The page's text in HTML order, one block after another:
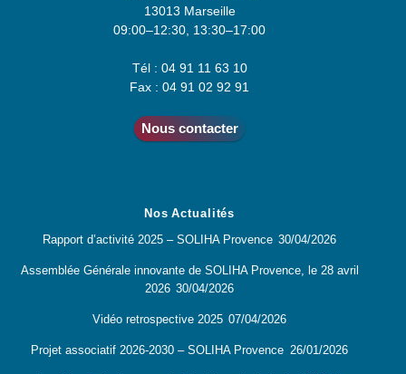
13013 Marseille
09:00–12:30, 13:30–17:00
Tél : 04 91 11 63 10
Fax : 04 91 02 92 91
Nous contacter
Nos Actualités
Rapport d’activité 2025 – SOLIHA Provence 30/04/2026
Assemblée Générale innovante de SOLIHA Provence, le 28 avril
2026 30/04/2026
Vidéo retrospective 2025 07/04/2026
Projet associatif 2026-2030 – SOLIHA Provence 26/01/2026